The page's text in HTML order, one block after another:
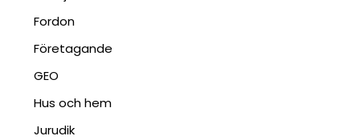
Fordon
Företagande
GEO
Hus och hem
Jurudik